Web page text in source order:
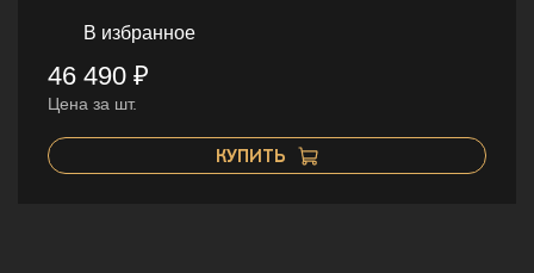
В избранное
46 490 ₽
Цена за шт.
КУПИТЬ